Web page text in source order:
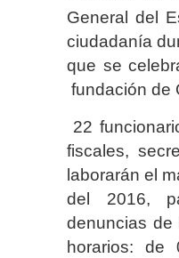
General del
ciudadanía
que se
fundación de
22
fiscales,
laborarán el
del 2016,
denuncias de
horarios: de